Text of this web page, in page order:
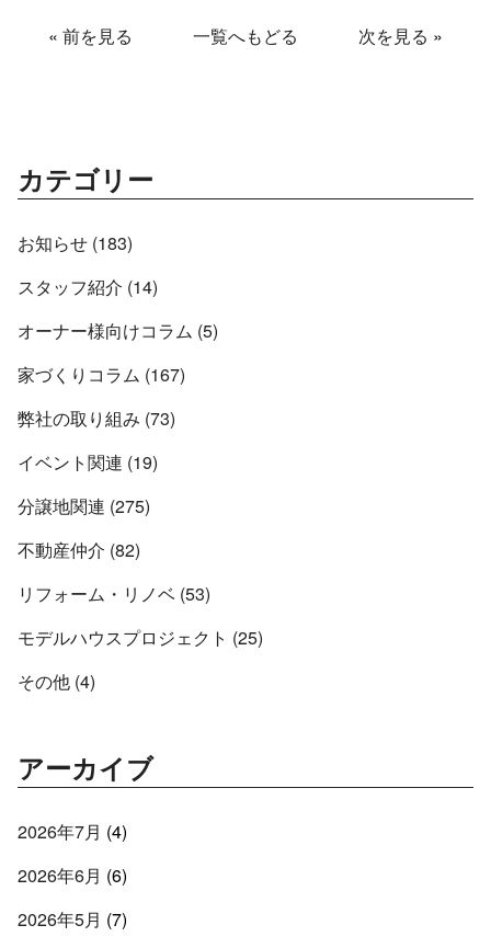
« 前を見る 一覧へもどる 次を見る »
カテゴリー
お知らせ (183)
スタッフ紹介 (14)
オーナー様向けコラム (5)
家づくりコラム (167)
弊社の取り組み (73)
イベント関連 (19)
分譲地関連 (275)
不動産仲介 (82)
リフォーム・リノベ (53)
モデルハウスプロジェクト (25)
その他 (4)
アーカイブ
2026年7月 (4)
2026年6月 (6)
2026年5月 (7)